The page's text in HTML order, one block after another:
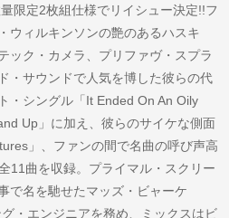
限定2枚組仕様でリイシュー決定!!フ
ウィルキンソンの艶のあるハスキ
ック・カメラ、プリファヴ・スプラ
・サウンドで人気を博した彼らの代
・シングル「It Ended On An Oily
Up」に加え、彼らのサイケな側面
」、ファンの間で名曲の呼び声高
11曲を収録。プライマル・スクリー
で名を馳せたマッズ・ビャーケ
・エンジニアを務め、ミックスはビ